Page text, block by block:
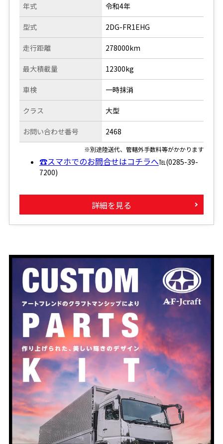
年式
型式
走行距離
令和4年
2DG-FR1EHG
278000km
最大積載量
車検
クラス
お問い合わせ番号
12300kg
一時抹消
大型
2468
※別途陸送代、管轄外手数料等がかかります
☎スマホでのお問合せはコチラへ℡(0285-39-
7200)
詳細を見る